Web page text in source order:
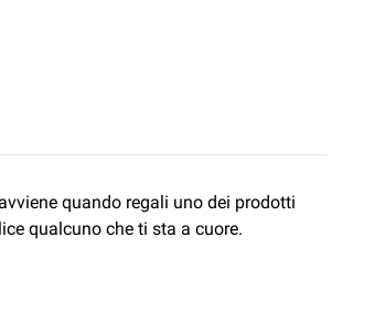
quando regali uno dei prodotti
qualcuno che ti sta a cuore.